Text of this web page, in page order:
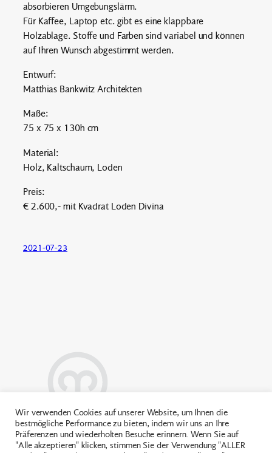
absorbieren Umgebungslärm.
Für Kaffee, Laptop etc. gibt es eine klappbare
Holzablage. Stoffe und Farben sind variabel und können
auf Ihren Wunsch abgestimmt werden.
Entwurf:
Matthias Bankwitz Architekten
Maße:
75 x 75 x 130h cm
Material:
Holz, Kaltschaum, Loden
Preis:
€ 2.600,- mit Kvadrat Loden Divina
2021-07-23
Itter 595, 6866 Andelsbuch |+43(0)5512 3210
0|office@mohrpolster.at
Wir verwenden Cookies auf unserer Website, um Ihnen die
bestmögliche Performance zu bieten, indem wir uns an Ihre
Präferenzen und wiederholten Besuche erinnern. Wenn Sie auf
"Alle akzeptieren" klicken, stimmen Sie der Verwendung "ALLER